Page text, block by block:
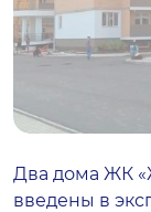
Два дома ЖК
введены в